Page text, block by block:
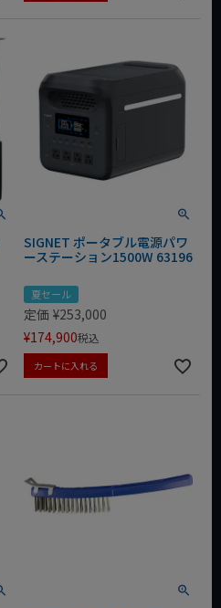
SIGNET ポータブル電源パワ
ーステーション1500W 63196
夏セール
定価 ¥253,000
¥174,900税込
カートに入れる